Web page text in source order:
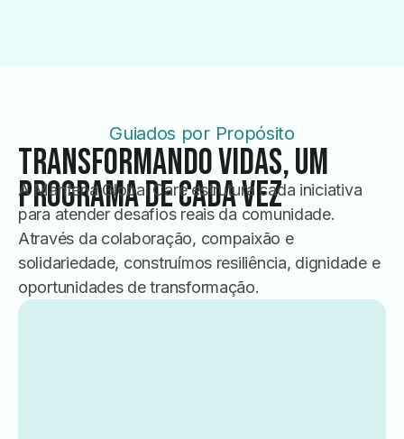
Guiados por Propósito
Transformando Vidas, Um
Programa de Cada Vez
A Mantena Global Care estrutura cada iniciativa
para atender desafios reais da comunidade.
Através da colaboração, compaixão e
solidariedade, construímos resiliência, dignidade e
oportunidades de transformação.